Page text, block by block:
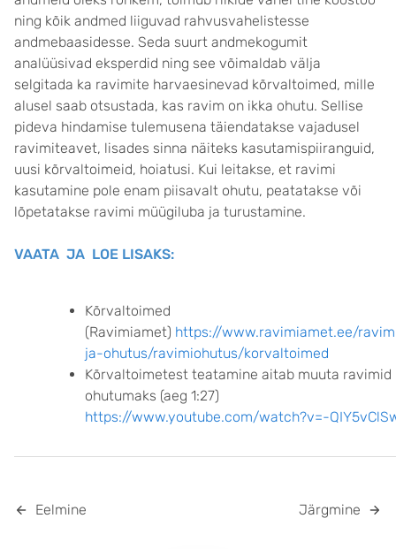
ning kõik andmed liiguvad rahvusvahelistesse
andmebaasidesse. Seda suurt andmekogumit
analüüsivad eksperdid ning see võimaldab välja
selgitada ka ravimite harvaesinevad kõrvaltoimed, mille
alusel saab otsustada, kas ravim on ikka ohutu. Sellise
pideva hindamise tulemusena täiendatakse vajadusel
ravimiteavet, lisades sinna näiteks kasutamispiiranguid,
uusi kõrvaltoimeid, hoiatusi. Kui leitakse, et ravimi
kasutamine pole enam piisavalt ohutu, peatatakse või
lõpetatakse ravimi müügiluba ja turustamine.
VAATA JA LOE LISAKS:
Kõrvaltoimed
(Ravimiamet) https://www.ravimiamet.ee/
ja-ohutus/ravimiohutus/korvaltoimed
Kõrvaltoimetest teatamine aitab muuta ravimid
ohutumaks (aeg 1:27)
https://www.youtube.com/watch?v=-
Eelmine Järgmine